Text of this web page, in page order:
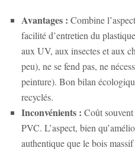
Avantages : Combine
facilité d’entretien du
aux UV, aux insectes et aux
peu), ne se fend pas, ne
peinture). Bon bilan
recyclés.
Inconvénients : Coût
PVC. L’aspect, bien
authentique que le bois